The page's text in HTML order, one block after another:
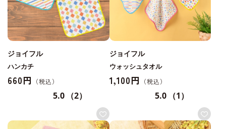
ジョイフル
ハンカチ
660円
5.0 （2）
ジョイフル
ウォッシュタオル
1,100円
5.0 （1）